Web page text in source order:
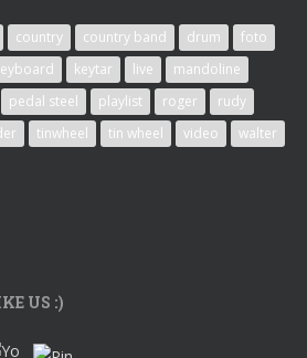
country country band drum
foto
keytar live
mandoline
pedal steel playlist roger
rudy
tinwheel tin wheel video
walter
US :)